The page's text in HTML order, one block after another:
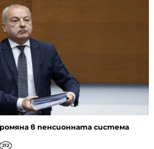
в пенсионната система
212